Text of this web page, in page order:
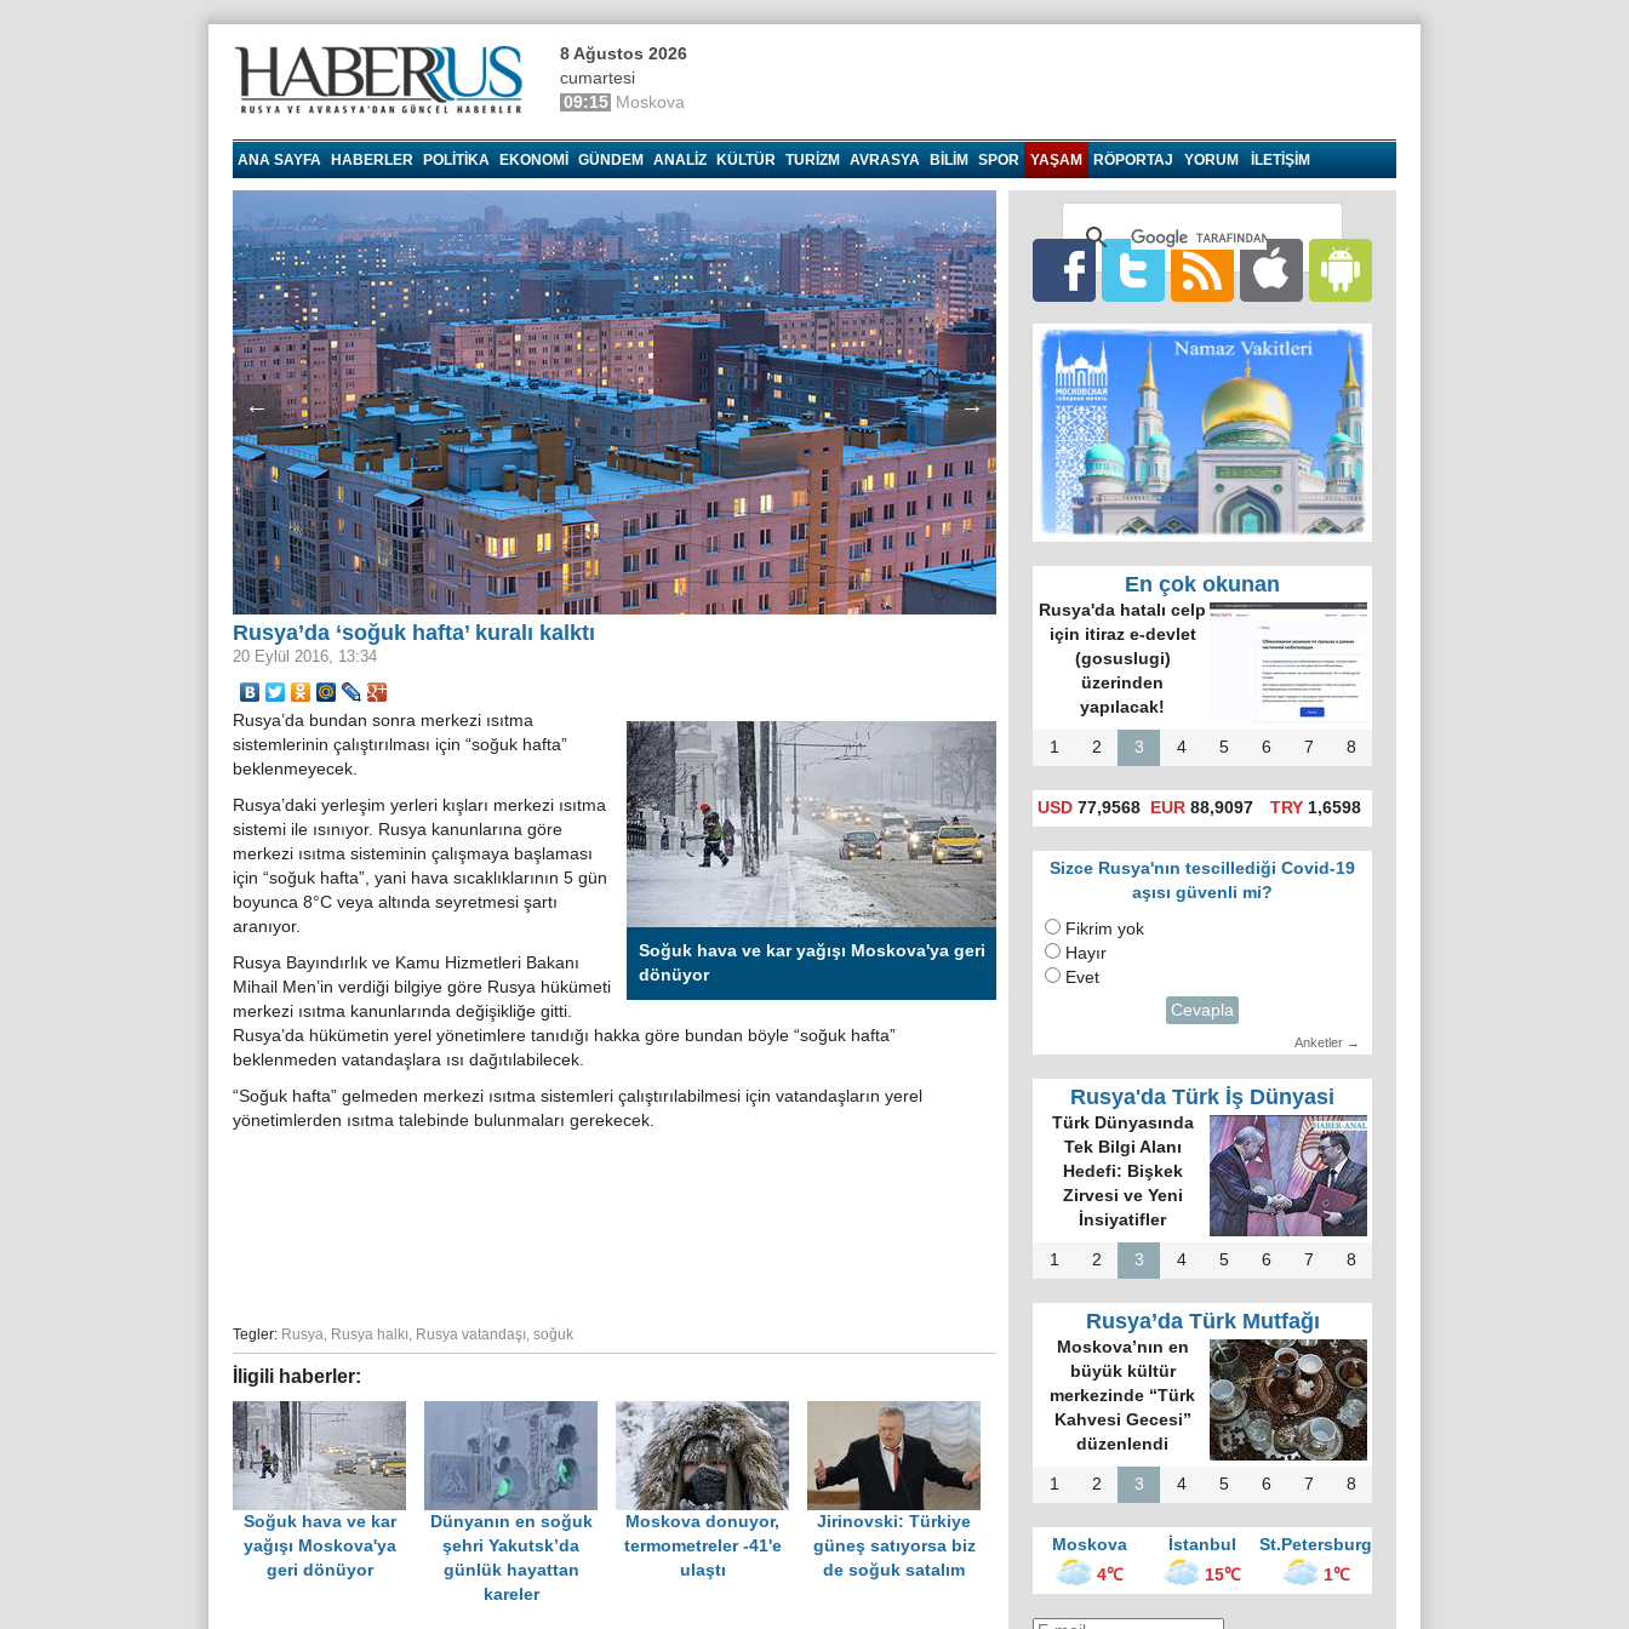
8 Ağustos 2026
cumartesi
09:15 Moskova
ANA SAYFA HABERLER POLITIKA EKONOMI GÜNDEM ANALIZ KÜLTÜR TURIZM AVRASYA BILIM SPOR YAŞAM RÖPORTAJ YORUM İLETİŞİM
← →
Rusya’da ‘soğuk hafta’ kuralı kalktı
20 Eylül 2016, 13:34
Soğuk hava ve kar yağışı Moskova'ya geri
dönüyor
Rusya’da bundan sonra merkezi ısıtma
sistemlerinin çalıştırılması için “soğuk hafta”
beklenmeyecek.
Rusya’daki yerleşim yerleri kışları merkezi ısıtma
sistemi ile ısınıyor. Rusya kanunlarına göre
merkezi ısıtma sisteminin çalışmaya başlaması
için “soğuk hafta”, yani hava sıcaklıklarının 5 gün
boyunca 8°C veya altında seyretmesi şartı
aranıyor.
Rusya Bayındırlık ve Kamu Hizmetleri Bakanı
Mihail Men’in verdiği bilgiye göre Rusya hükümeti
merkezi ısıtma kanunlarında değişikliğe gitti.
Rusya’da hükümetin yerel yönetimlere tanıdığı hakka göre bundan böyle “soğuk hafta”
beklenmeden vatandaşlara ısı dağıtılabilecek.
“Soğuk hafta” gelmeden merkezi ısıtma sistemleri çalıştırılabilmesi için vatandaşların yerel
yönetimlerden ısıtma talebinde bulunmaları gerekecek.
Tegler: Rusya, Rusya halkı, Rusya vatandaşı, soğuk
İligili haberler:
Soğuk hava ve kar
yağışı Moskova'ya
geri dönüyor
Dünyanın en soğuk
şehri Yakutsk’da
günlük hayattan
kareler
Moskova donuyor,
termometreler -41'e
ulaştı
Jirinovski: Türkiye
güneş satıyorsa biz
de soğuk satalım
En çok okunan
Rusya'da hatalı celp
için itiraz e-devlet
(gosuslugi)
üzerinden
yapılacak!
1 2 3 4 5 6 7 8
USD 77,9568 EUR 88,9097 TRY1,6598
Sizce Rusya'nın tescillediği Covid-19
aşısı güvenli mi?
Fikrim yok
Hayır
Evet
Cevapla
Anketler →
Rusya'da Türk İş Dünyasi
Türk Dünyasında
Tek Bilgi Alanı
Hedefi: Bişkek
Zirvesi ve Yeni
İnsiyatifler
1 2 3 4 5 6 7 8
Rusya’da Türk Mutfağı
Moskova’nın en
büyük kültür
merkezinde “Türk
Kahvesi Gecesi”
düzenlendi
1 2 3 4 5 6 7 8
Moskova İstanbul
St.Petersburg
4℃
15℃ 1℃